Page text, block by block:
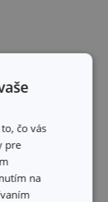
čo vás
pre
na